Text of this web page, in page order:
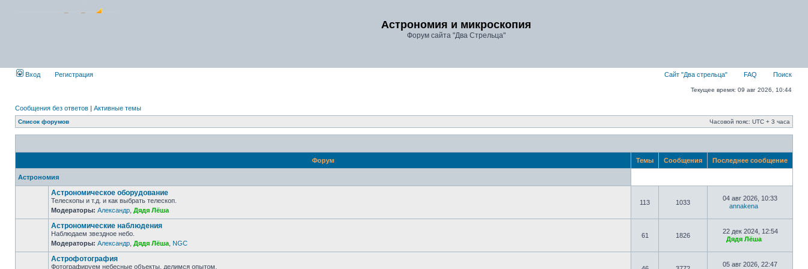
Астрономия и микроскопия
Форум сайта "Два Стрельца"
Вход Регистрация Сайт "Два стрельца" FAQ Поиск
Текущее время: 09 авг 2026, 10:44
Сообщения без ответов | Активные темы
Список форумов Часовой пояс: UTC + 3 часа
Форум Темы Сообщения Последнее сообщение
Астрономия
Астрономическое оборудование
Телескопы и т.д. и как выбрать телескоп.
Модераторы: Александр Дядя Лёша
113 1033
04 авг 2026, 10:33
annakena
Астрономические наблюдения
Наблюдаем звездное небо.
Модераторы: Александр Дядя Лёша NGC
61 1826
22 дек 2024, 12:54
Дядя Лёша
Астрофотография
Фотографируем небесные объекты, делимся опытом.
05 авг 2026, 22:47